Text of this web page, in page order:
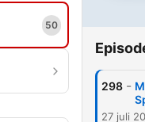
50
298 -
27 juli